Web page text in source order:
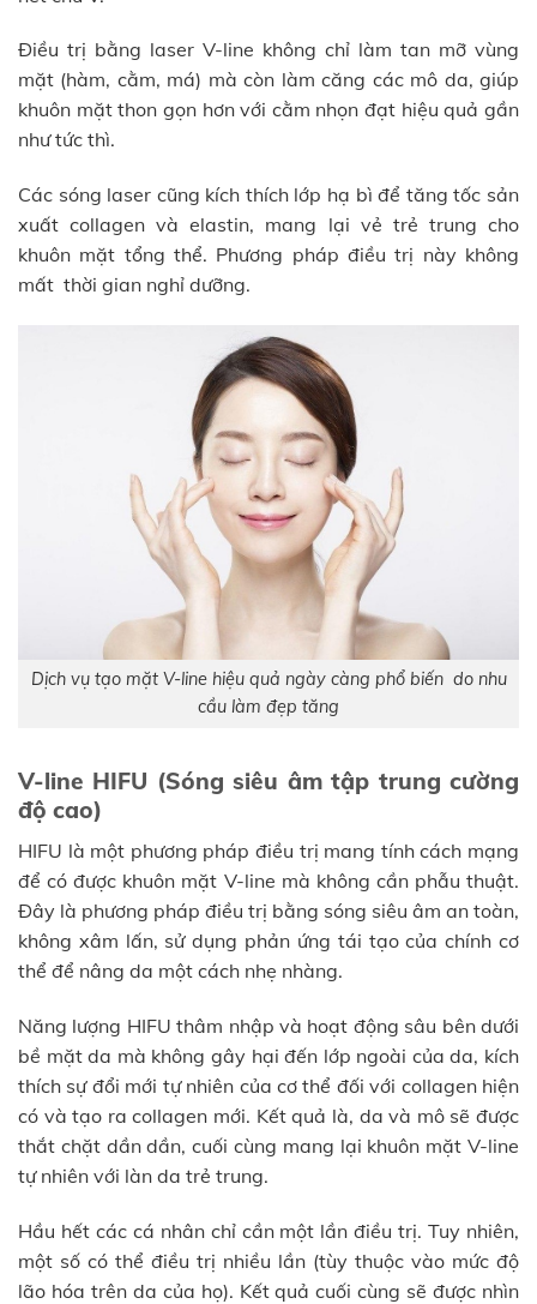
Điều trị bằng laser V-line không chỉ làm tan mỡ vùng
mặt (hàm, cằm, má) mà còn làm căng các mô da, giúp
khuôn mặt thon gọn hơn với cằm nhọn đạt hiệu quả gần
như tức thì.
Các sóng laser cũng kích thích lớp hạ bì để tăng tốc sản
xuất collagen và elastin, mang lại vẻ trẻ trung cho
khuôn mặt tổng thể. Phương pháp điều trị này không
mất thời gian nghỉ dưỡng.
Dịch vụ tạo mặt V-line hiệu quả ngày càng phổ biến do nhu
cầu làm đẹp tăng
V-line HIFU (Sóng siêu âm tập trung cường
độ cao)
HIFU là một phương pháp điều trị mang tính cách mạng
để có được khuôn mặt V-line mà không cần phẫu thuật.
Đây là phương pháp điều trị bằng sóng siêu âm an toàn,
không xâm lấn, sử dụng phản ứng tái tạo của chính cơ
thể để nâng da một cách nhẹ nhàng.
Năng lượng HIFU thâm nhập và hoạt động sâu bên dưới
bề mặt da mà không gây hại đến lớp ngoài của da, kích
thích sự đổi mới tự nhiên của cơ thể đối với collagen hiện
có và tạo ra collagen mới. Kết quả là, da và mô sẽ được
thắt chặt dần dần, cuối cùng mang lại khuôn mặt V-line
tự nhiên với làn da trẻ trung.
Hầu hết các cá nhân chỉ cần một lần điều trị. Tuy nhiên,
một số có thể điều trị nhiều lần (tùy thuộc vào mức độ
lão hóa trên da của họ). Kết quả cuối cùng sẽ được nhìn